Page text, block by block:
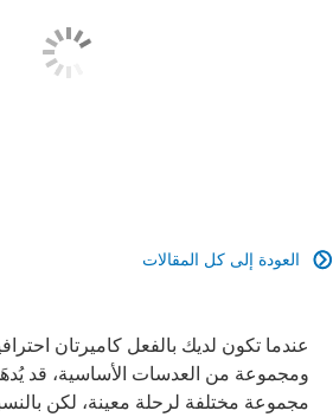
العودة إلى كل المقالات 
عندما تكون لديك بالفعل كاميرتان
ومجموعة من العدسات الأساسية، قد
مجموعة مختلفة لرحلة معينة، لكن